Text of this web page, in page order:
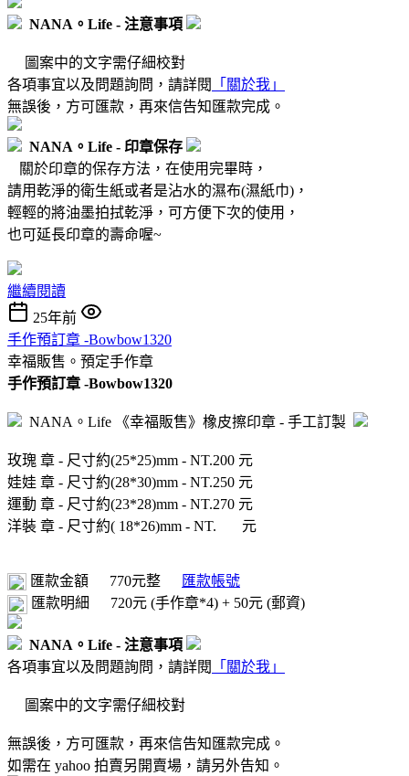
NANA。Life - 注意事項
圖案中的文字需仔細校對
各項事宜以及問題詢問，請詳閱
「關於我」
無誤後，方可匯款，再來信告知匯款完成。
NANA。Life - 印章保存
關於印章的保存方法，在使用完畢時，
請用乾淨的衛生紙或者是沾水的濕布(濕紙巾)，
輕輕的將油墨拍拭乾淨，可方便下次的使用，
也可延長印章的壽命喔~
繼續閱讀
25年前
手作預訂章 -Bowbow1320
幸福販售。預定手作章
手作預訂章 -Bowbow1320
NANA。Life 《幸福販售》橡皮擦印章 - 手工訂製
玫瑰 章 - 尺寸約(25*25)mm - NT.200 元
娃娃 章 - 尺寸約(28*30)mm - NT.250 元
運動 章 - 尺寸約(23*28)mm - NT.270 元
洋裝 章 - 尺寸約( 18*26)mm - NT. 元
匯款金額 770元整
匯款帳號
匯款明細
720元 (手作章*4) + 50元 (郵資)
NANA。Life - 注意事項
各項事宜以及問題詢問，請詳閱
「關於我」
圖案中的文字需仔細校對
無誤後，方可匯款，再來信告知匯款完成。
如需在 yahoo 拍賣另開賣場，請另外告知。